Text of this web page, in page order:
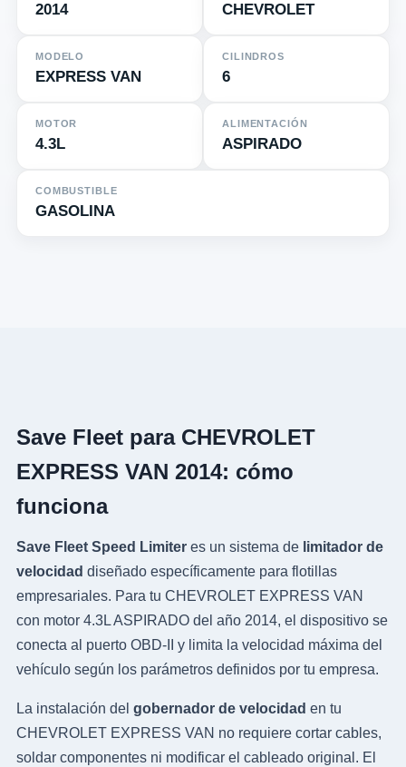
2014 CHEVROLET
MODELO
EXPRESS VAN
CILINDROS
6
MOTOR
4.3L
ALIMENTACIÓN
ASPIRADO
COMBUSTIBLE
GASOLINA
Save Fleet para CHEVROLET
EXPRESS VAN 2014: cómo
funciona
Save Fleet Speed Limiteres un sistema de limitador de
velocidad diseñado específicamente para flotillas
empresariales. Para tu CHEVROLET EXPRESS VAN
con motor 4.3L ASPIRADO del año 2014, el dispositivo se
conecta al puerto OBD-II y limita la velocidad máxima del
vehículo según los parámetros definidos por tu empresa.
La instalación del gobernador de velocidad en tu
CHEVROLET EXPRESS VAN no requiere cortar cables,
soldar componentes ni modificar el cableado original. El